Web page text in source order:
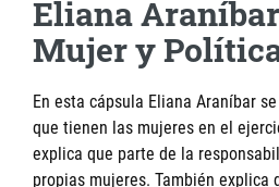
Eliana
Mujer y
En esta cápsula Eliana Araníbar
que tienen las mujeres en el
explica que parte de la
propias mujeres. También explica